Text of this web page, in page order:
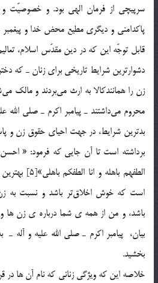
سرپيچي از فرمان الهي بود. و خصوصيّت
پاكدامني و ديگري مطيع محض خدا و
قابل توجّه اين كه در دين مقدّس اسلام،
دشوارترين شرايط تاريخي براي زنان ـ كه
زن را همانندكالا به ارث مي‌بردند و مالك
محروم مي‌داشتند ـ پيامبر اكرم ـ صلي الله
بدترين شرايط، در جهت احياي حقوق زن و
برداشته است تا آن جايي كه فرمود: « احسن
الطفهم باهله و
است كه خوش اخلاق‌تر باشد و نسبت به زن
باشد، و من از همه ي شما درباره ي زن ها
بيان، پيامبر اكرم ـ صلي الله عليه و آله
بخشيد.
خلاصه اين كه ويژگي زناني كه نام آن ها در